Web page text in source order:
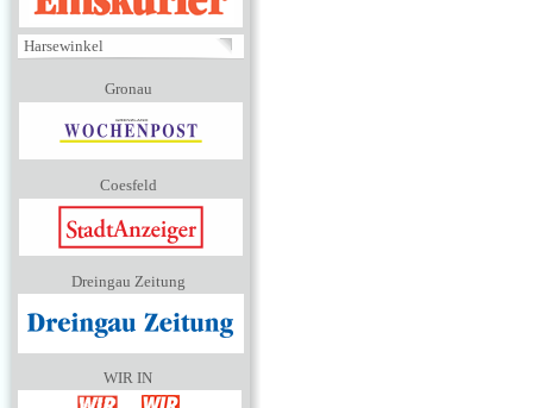
Harsewinkel
Gronau
Coesfeld
Dreingau Zeitung
WIR IN